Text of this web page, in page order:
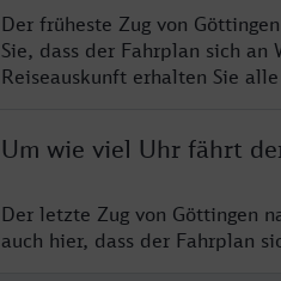
Der früheste Zug von
Sie, dass der Fahrplan sich an
Reiseauskunft erhalten Sie
Um wie viel Uhr fährt
Der letzte Zug von Göttingen
auch hier, dass der Fahrplan